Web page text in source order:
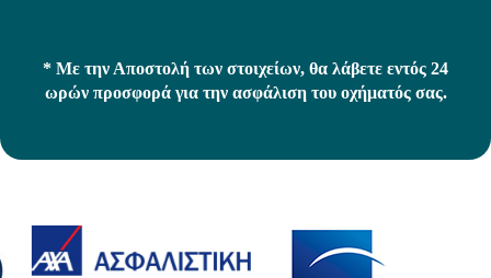
* Με την Αποστολή των στοιχείων, θα λάβετε εντός 24
ωρών προσφορά για την ασφάλιση του οχήματός σας.